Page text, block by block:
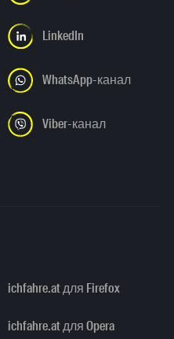
LinkedIn
WhatsApp-канал
Viber-канал
ichfahre.at для Firefox
ichfahre.at для Opera